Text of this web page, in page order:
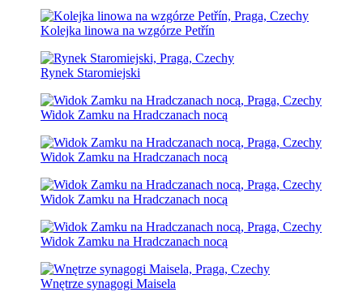
Kolejka linowa na wzgórze Petřín
Rynek Staromiejski
Widok Zamku na Hradczanach nocą
Widok Zamku na Hradczanach nocą
Widok Zamku na Hradczanach nocą
Widok Zamku na Hradczanach nocą
Wnętrze synagogi Maisela